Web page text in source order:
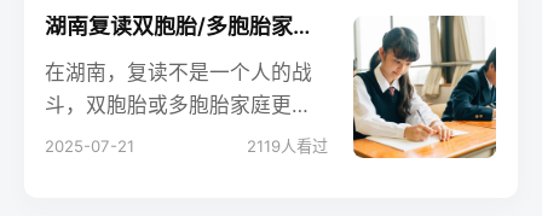
湖南复读双胞胎/多胞胎家庭经验：同步备考与独立成长
在湖南，复读不是一个人的战
斗，双胞胎或多胞胎家庭更是
一场“同步与独立”的双重修炼。
2025-07-21 2119人看过